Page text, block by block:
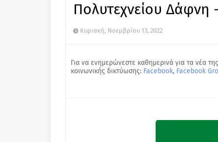
Πολυτεχνείου Δάφνη
Κυριακή, Νοεμβρίου 13, 2022
Για να ενημερώνεστε καθημερινά για τα νέα
κοινωνικής δικτύωσης: Facebook, Facebook